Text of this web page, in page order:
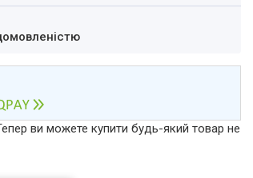
ви можете купити будь-який товар не